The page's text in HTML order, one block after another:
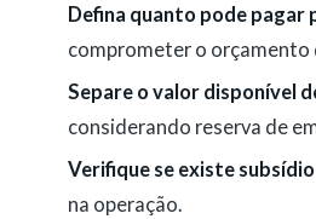
Defina quanto pode pagar
comprometer o orçamento
Separe o valor disponível
considerando reserva de
Verifique se existe subsídio
na operação.